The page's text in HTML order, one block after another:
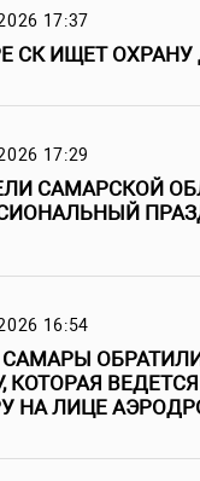
17:37
СК ИЩЕТ
17:29
САМАРСКОЙ
16:54
КОТОРАЯ
НА ЛИЦЕ